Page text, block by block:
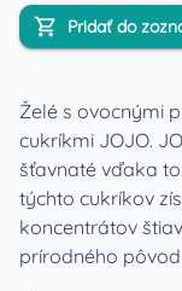
Pridať do
Želé s ovocnými
cukríkmi JOJO.
šťavnaté vďaka
týchto cukríkov
koncentrátov
prírodného